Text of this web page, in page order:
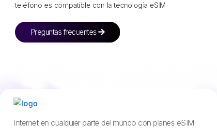
teléfono es compatible con la tecnología eSIM
Preguntas frecuentes
Internet en cualquier parte del mundo con planes eSIM